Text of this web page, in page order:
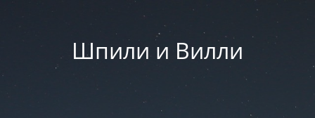
Шпили и Вилли